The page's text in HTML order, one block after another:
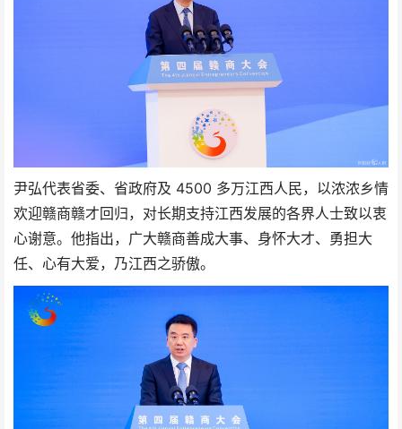
尹弘代表省委、省政府及 4500 多万江西人民，以浓浓乡情
欢迎赣商赣才回归，对长期支持江西发展的各界人士致以衷
心谢意。他指出，广大赣商善成大事、身怀大才、勇担大
任、心有大爱，乃江西之骄傲。